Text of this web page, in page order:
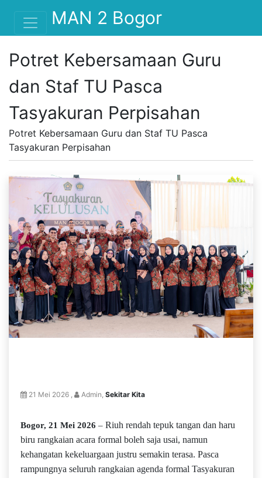
MAN 2 Bogor
Potret Kebersamaan Guru
dan Staf TU Pasca
Tasyakuran Perpisahan
Potret Kebersamaan Guru dan Staf TU Pasca
Tasyakuran Perpisahan
21 Mei 2026 , Admin, Sekitar Kita
Bogor, 21 Mei 2026 – Riuh rendah tepuk tangan dan haru
biru rangkaian acara formal boleh saja usai, namun
kehangatan kekeluargaan justru semakin terasa. Pasca
rampungnya seluruh rangkaian agenda formal Tasyakuran